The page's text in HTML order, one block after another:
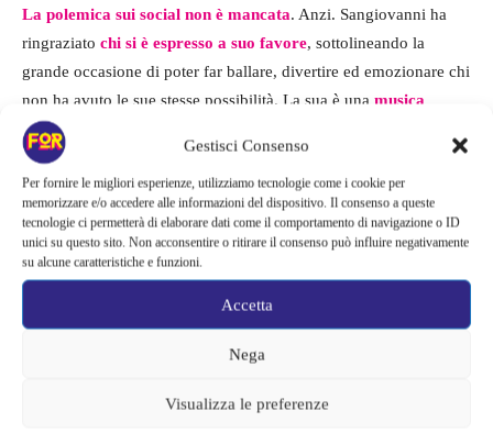
Gestisci Consenso
Per fornire le migliori esperienze, utilizziamo tecnologie come i cookie per
memorizzare e/o accedere alle informazioni del dispositivo. Il consenso a queste
tecnologie ci permetterà di elaborare dati come il comportamento di navigazione o ID
unici su questo sito. Non acconsentire o ritirare il consenso può influire negativamente
su alcune caratteristiche e funzioni.
Accetta
Nega
Visualizza le preferenze
La polemica sui social non è mancata. Anzi. Sangiovanni ha
ringraziato chi si è espresso a suo favore, sottolineando la
grande occasione di poter far ballare, divertire ed emozionare chi
non ha avuto le sue stesse possibilità. La sua è una musica
leggera, spensierata
entusiasmo.
Hai scritto di tutto per infangare quello per cui vivo ”: questa la
replica ufficiale di Sangiovanni, a difesa del suo live, mal
giudicato dall’addetto stampa.
oggettivo quando si parla di articoli informativi. Non dite che il
mio live è stato una merd* e basta. Non denigrate la mia arte.”
chiare sulla sua musicae, soprattutto,su se stesso.